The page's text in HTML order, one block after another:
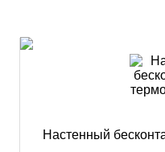
Настенный